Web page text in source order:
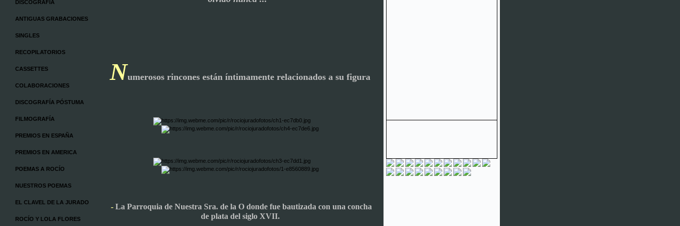
DISCOGRAFÍA
ANTIGUAS GRABACIONES
SINGLES
RECOPILATORIOS
CASSETTES
COLABORACIONES
DISCOGRAFÍA PÓSTUMA
FILMOGRAFÍA
PREMIOS EN ESPAÑA
PREMIOS EN AMERICA
POEMAS A ROCÍO
NUESTROS POEMAS
EL CLAVEL DE LA JURADO
ROCÍO Y LOLA FLORES
Numerosos rincones están íntimamente relacionados a su figura
- La Parroquia de Nuestra Sra. de la O donde fue bautizada con una concha
de plata del siglo XVII.